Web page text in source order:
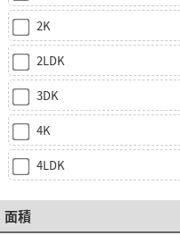
2K
2LDK
3DK
4K
4LDK
面積